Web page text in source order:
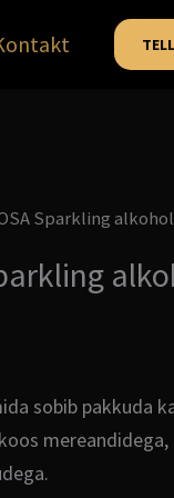
Sparkling
sobib pakkuda